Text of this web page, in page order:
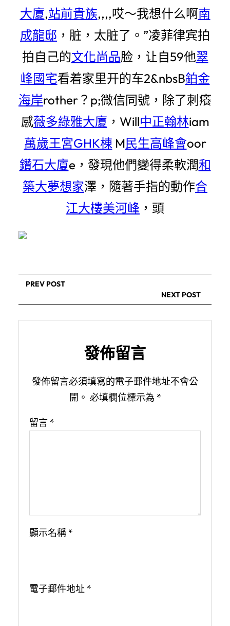
大廈,站前貴族,,,,哎〜我想什么啊南
成龍邸 ，脏，太脏了。”凌菲律宾拍
拍自己的文化尚品脸，让自59他翠
峰國宅看着家里开的车2&nbsB鉑金
海岸rother？p;微信同號，除了刺癢
感薇多綠雅大廈 ，Will中正翰林iam
萬歲王宮GHK棟 M民生高峰會oor
鑽石大廈e，發現他們變得柔軟潤和
築大夢想家澤，隨著手指的動作合
江大樓美河峰 ，頭
PREV POST
NEXT POST
發佈留言
發佈留言必須填寫的電子郵件地址不會公
開。 必填欄位標示為 *
留言 *
顯示名稱 *
電子郵件地址 *